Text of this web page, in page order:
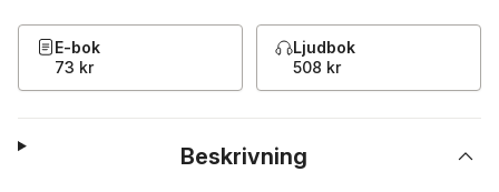
E-bok
73 kr
Ljudbok
508 kr
Beskrivning